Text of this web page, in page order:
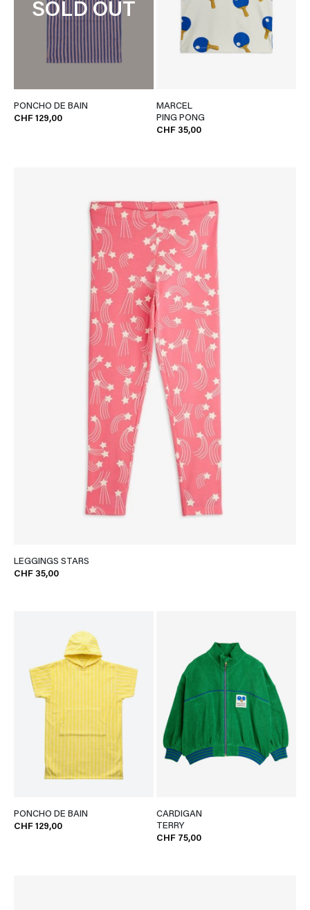
SOLD OUT
PONCHO DE BAIN
CHF 129,00
MARCEL
PING PONG
CHF 35,00
LEGGINGS STARS
CHF 35,00
PONCHO DE BAIN
CHF 129,00
CARDIGAN
TERRY
CHF 75,00